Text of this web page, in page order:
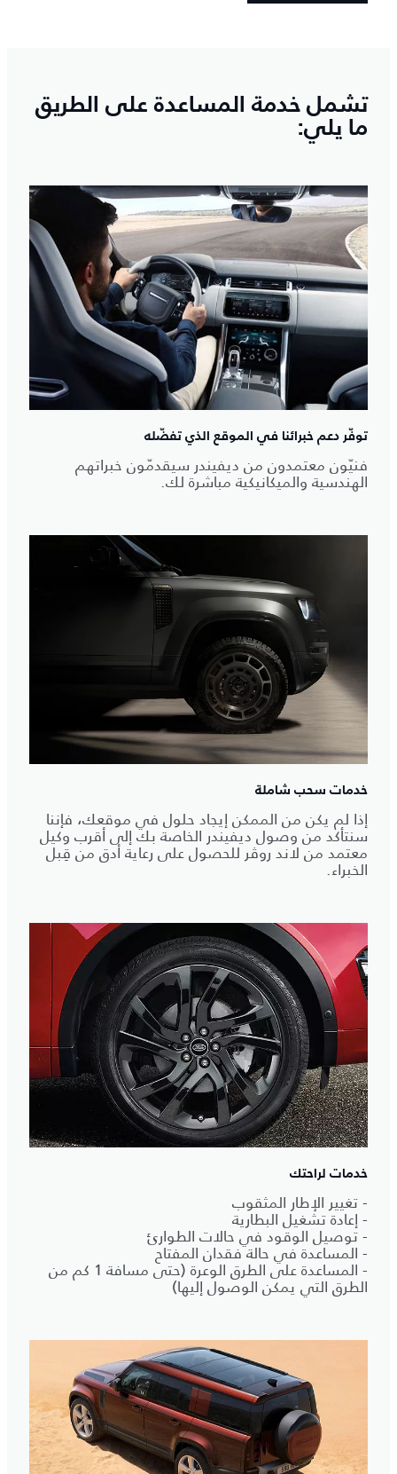
تشمل خدمة المساعدة على الطريق
ما يلي:
توفّر دعم خبرائنا في الموقع الذي تفضّله
فنيّون معتمدون من ديفيندر سيقدمّون خبراتهم
الهندسية والميكانيكية مباشرة لك.
خدمات سحب شاملة
إذا لم يكن من الممكن إيجاد حلول في موقعك، فإننا
سنتأكد من وصول ديفيندر الخاصة بك إلى أقرب وكيل
معتمد من لاند روڤر للحصول على رعاية أدق من قِبل
الخبراء.
خدمات لراحتك
- تغيير الإطار المثقوب
- إعادة تشغيل البطارية
- توصيل الوقود في حالات الطوارئ
- المساعدة في حالة فقدان المفتاح
- المساعدة على الطرق الوعرة (حتى مسافة 1 كم من
الطرق التي يمكن الوصول إليها)